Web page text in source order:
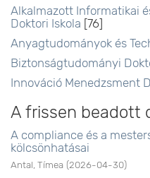
Alkalmazott Informatikai
Doktori Iskola [76]
Anyagtudományok és
Biztonságtudományi
Innováció Menedzsment
A frissen beadott
A compliance és a
kölcsönhatásai
Antal, Tímea (2026-04-30)